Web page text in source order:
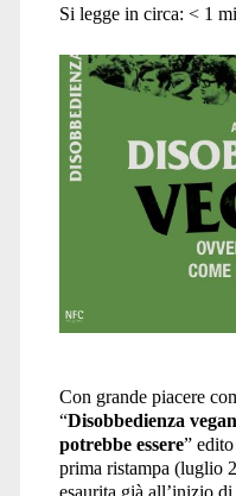
vegana</
Si legge in circa: < 1
Con grande piacere
“Disobbedienza
potrebbe essere” edito
prima ristampa (luglio